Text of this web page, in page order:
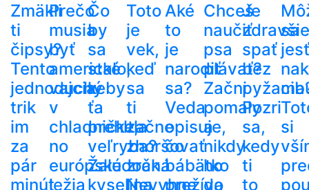
Zmäkli
ti
čipsy?
Tento
jednoduchý
trik
im
za
pár
minút
Prečo
musia
byť
americké
vajcia
v
chladničke,
no
európske
ležia
Čo
by
sa
stalo,
keby
ťa
prehltla
veľryba?
Žalúdočná
kyselina
Toto
je
vek,
keď
sa
ti
začne
zhoršovať
zrak.
Nevyhne
Aké
to
je
narodiť
sa?
Veda
opisuje,
čo
bábätko
prežíva
Chceš
naučiť
psa
plávať?
Začni
pomaly
a
nikdy
ho
do
Je
zdravšie
spať
bez
Pozri
sa,
kedy
ti
to
sa
jesť
si